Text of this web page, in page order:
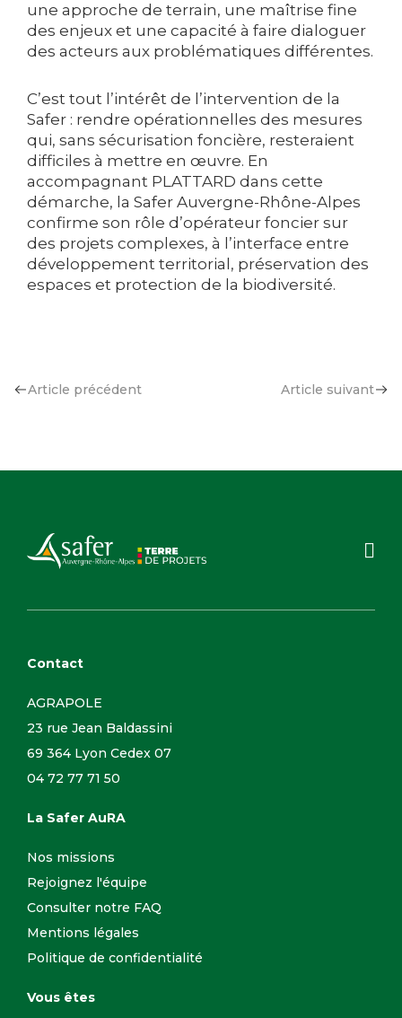
une approche de terrain, une maîtrise fine
des enjeux et une capacité à faire dialoguer
des acteurs aux problématiques différentes.
C’est tout l’intérêt de l’intervention de la
Safer : rendre opérationnelles des mesures
qui, sans sécurisation foncière, resteraient
difficiles à mettre en œuvre. En
accompagnant PLATTARD dans cette
démarche, la Safer Auvergne-Rhône-Alpes
confirme son rôle d’opérateur foncier sur
des projets complexes, à l’interface entre
développement territorial, préservation des
espaces et protection de la biodiversité.
Article précédent Article suivant
Contact
AGRAPOLE
23 rue Jean Baldassini
69 364 Lyon Cedex 07
04 72 77 71 50
La Safer AuRA
Nos missions
Rejoignez l'équipe
Consulter notre FAQ
Mentions légales
Politique de confidentialité
Vous êtes